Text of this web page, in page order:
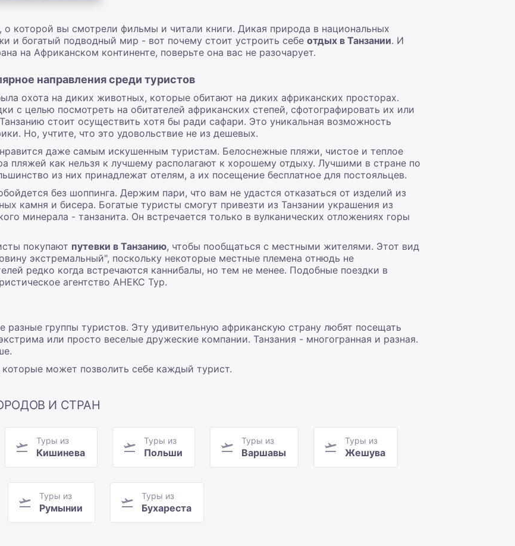
о которой вы смотрели фильмы и читали книги. Дикая природа в национальных
и богатый подводный мир - вот почему стоит устроить себе отдых в Танзании. И
на Африканском континенте, поверьте она вас не разочарует.
направления среди туристов
охота на диких животных, которые обитают на диких африканских просторах.
с целью посмотреть на обитателей африканских степей, сфотографировать их или
стоит осуществить хотя бы ради сафари. Это уникальная возможность
Но, учтите, что это удовольствие не из дешевых.
даже самым искушенным туристам. Белоснежные пляжи, чистое и теплое
пляжей как нельзя к лучшему располагают к хорошему отдыху. Лучшими в стране по
из них принадлежат отелям, а их посещение бесплатное для постояльцев.
без шоппинга. Держим пари, что вам не удастся отказаться от изделий из
камня и бисера. Богатые туристы смогут привезти из Танзании украшения из
минерала - танзанита. Он встречается только в вулканических отложениях горы
покупают путевки в Танзанию, чтобы пообщаться с местными жителями. Этот вид
экстремальный", поскольку некоторые местные племена отнюдь не
редко когда встречаются каннибалы, но тем не менее. Подобные поездки в
агентство АНЕКС Тур.
разные группы туристов. Эту удивительную африканскую страну любят посещать
или просто веселые дружеские компании. Танзания - многогранная и разная.
которые может позволить себе каждый турист.
И СТРАН
Туры из
Кишинева
Туры из
Польши
Туры из
Варшавы
Туры из
Жешува
Туры из
Румынии
Туры из
Бухареста